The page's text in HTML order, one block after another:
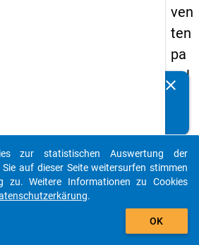
ven
ten
pa
nel
93
-
ers
clear
auto_stories
add_shopping_cart
zur statistischen Auswertung der
auf dieser Seite weitersurfen stimmen
zu. Weitere Informationen zu Cookies
.
OK